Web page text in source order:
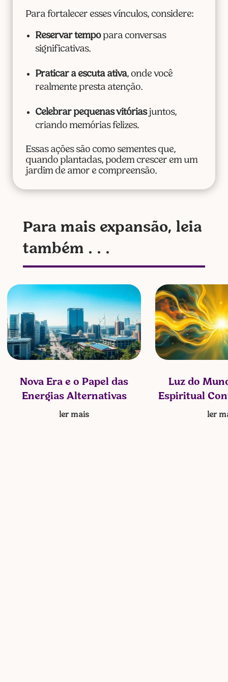
Para fortalecer esses vínculos, considere:
Reservar tempopara conversas
significativas.
Praticar a escuta ativa, onde você
realmente presta atenção.
Celebrar pequenas vitóriasjuntos,
criando memórias felizes.
Essas ações são como sementes que,
quando plantadas, podem crescer em um
jardim de amor e compreensão.
Para mais expansão, leia
também . . .
Nova Era e o Papel das
Energias Alternativas
ler mais
Luz do
Espiritual
ler